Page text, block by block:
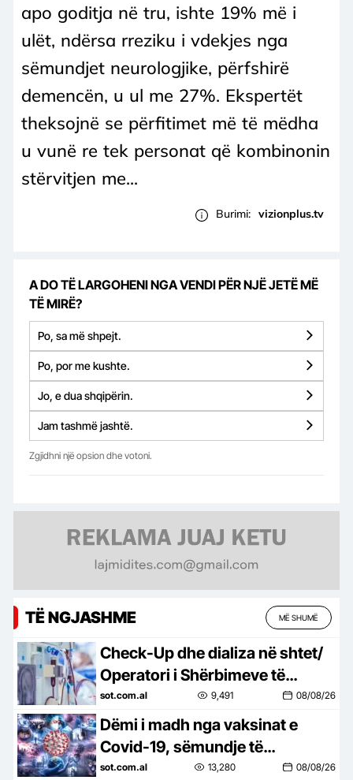
apo goditja në tru, ishte 19% më i
ulët, ndërsa rreziku i vdekjes nga
sëmundjet neurologjike, përfshirë
demencën, u ul me 27%. Ekspertët
theksojnë se përfitimet më të mëdha
u vunë re tek personat që kombinonin
stërvitjen me...
Burimi: vizionplus.tv
A DO TË LARGOHENI NGA VENDI PËR NJË JETË MË
TË MIRË?
Po, sa më shpejt.
Po, por me kushte.
Jo, e dua shqipërin.
Jam tashmë jashtë.
Zgjidhni një opsion dhe votoni.
TË NGJASHME MË SHUMË
Check-Up dhe dializa në shtet/
Operatori i Shërbimeve të
Integruara të Sterilizimit zgjeron
kompetencat
sot.com.al 9,491 08/08/26
Dëmi i madh nga vaksinat e
Covid-19, sëmundje të
ndryshme dhe atake në mosha
sot.com.al 13,280 08/08/26